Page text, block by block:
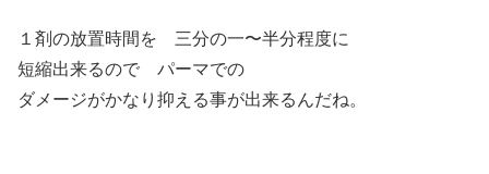
１剤の放置時間を 三分の一〜半分程度に
短縮出来るので パーマでの
ダメージがかなり抑える事が出来るんだね。